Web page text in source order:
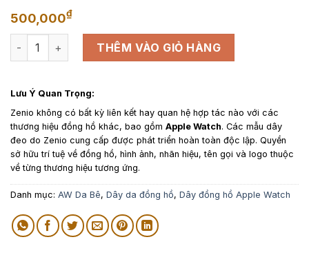
500,000₫
Dây da đồng hồ thay thế cho Apple Watch Da Bê Pháp Màu
THÊM VÀO GIỎ HÀNG
Lưu Ý Quan Trọng:
Zenio không có bất kỳ liên kết hay quan hệ hợp tác nào với các
thương hiệu đồng hồ khác, bao gồm Apple Watch. Các mẫu dây
đeo do Zenio cung cấp được phát triển hoàn toàn độc lập. Quyền
sở hữu trí tuệ về đồng hồ, hình ảnh, nhãn hiệu, tên gọi và logo thuộc
về từng thương hiệu tương ứng.
Danh mục: AW Da Bê, Dây da đồng hồ, Dây đồng hồ Apple Watch